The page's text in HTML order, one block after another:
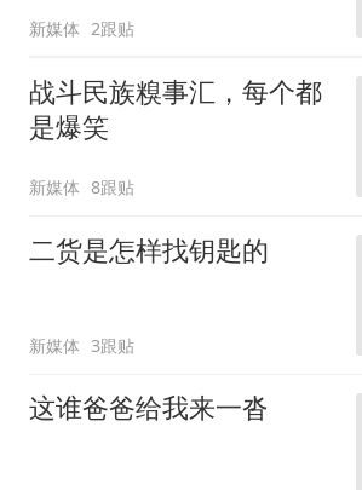
新媒体 2跟贴
战斗民族糗事汇，每个都
是爆笑
新媒体 8跟贴
二货是怎样找钥匙的
新媒体 3跟贴
这谁爸爸给我来一沓